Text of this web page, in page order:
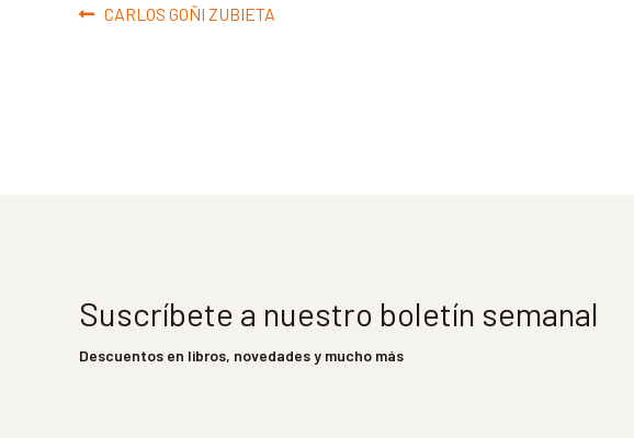
Navegación
Anterior:
CARLOS GOÑI ZUBIETA
Suscríbete a nuestro boletín semanal
Descuentos en libros, novedades y mucho más